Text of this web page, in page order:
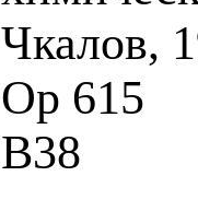
Чкалов,
Ор 615
В38